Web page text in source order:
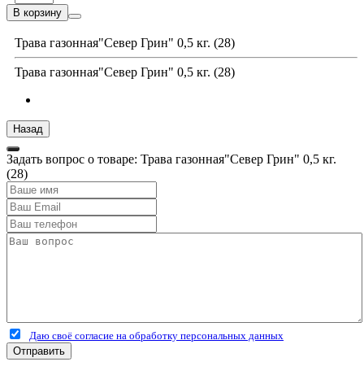
В корзину
Трава газонная"Север Грин" 0,5 кг. (28)
Трава газонная"Север Грин" 0,5 кг. (28)
Задать вопрос о товаре: Трава газонная"Север Грин" 0,5 кг.
(28)
Даю своё согласие на обработку персональных данных
Отправить